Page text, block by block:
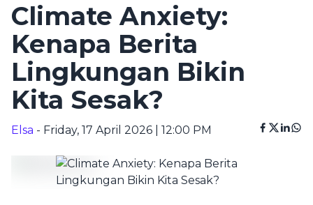
Climate Anxiety:
Kenapa Berita
Lingkungan Bikin
Kita Sesak?
Elsa - Friday, 17 April 2026 | 12:00 PM